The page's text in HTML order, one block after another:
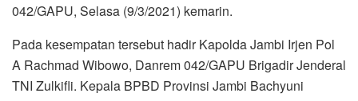
042/GAPU, Selasa (9/3/2021) kemarin.
Pada kesempatan tersebut hadir Kapolda Jambi Irjen Pol
A Rachmad Wibowo, Danrem 042/GAPU Brigadir Jenderal
TNI Zulkifli. Kepala BPBD Provinsi Jambi Bachyuni